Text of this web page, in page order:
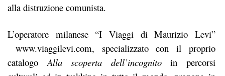
alla distruzione comunista.
L’operatore milanese “I Viaggi di Maurizio Levi”
www.viaggilevi.com, specializzato con il proprio
catalogoAlla scoperta dell’incognitoin percorsi